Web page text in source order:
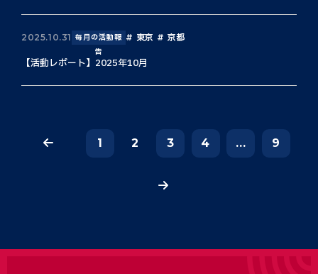
2025.10.31 毎月の活動報
告
東京 京都
【活動レポート】2025年10月
1 2 3 4 ... 9